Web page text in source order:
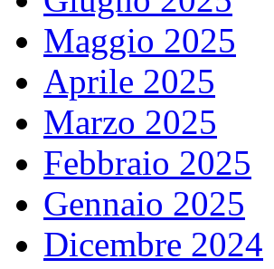
Maggio 2025
Aprile 2025
Marzo 2025
Febbraio 2025
Gennaio 2025
Dicembre 2024